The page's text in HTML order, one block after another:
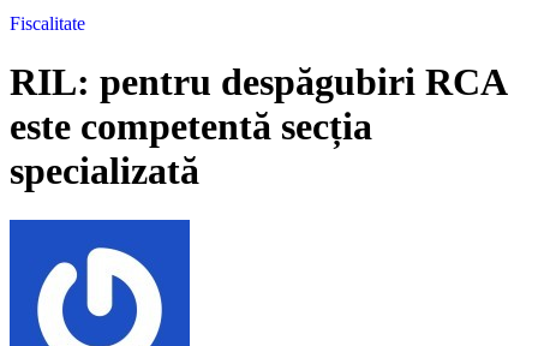
Fiscalitate
RIL: pentru despăgubiri RCA
este competentă secția
specializată